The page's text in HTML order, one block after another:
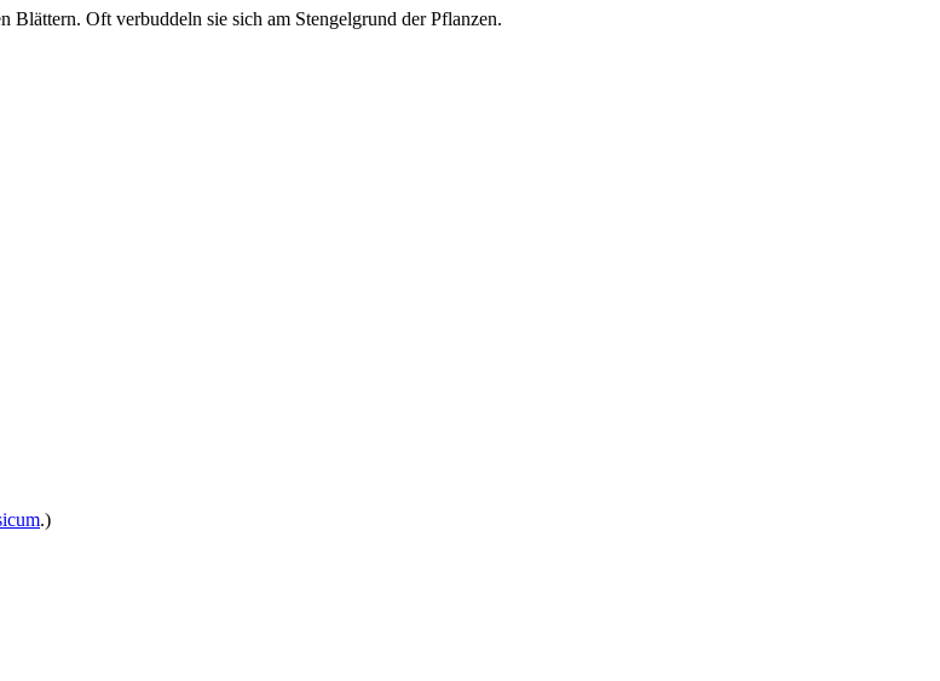
Blättern. Oft verbuddeln sie sich am Stengelgrund der Pflanzen.
.)